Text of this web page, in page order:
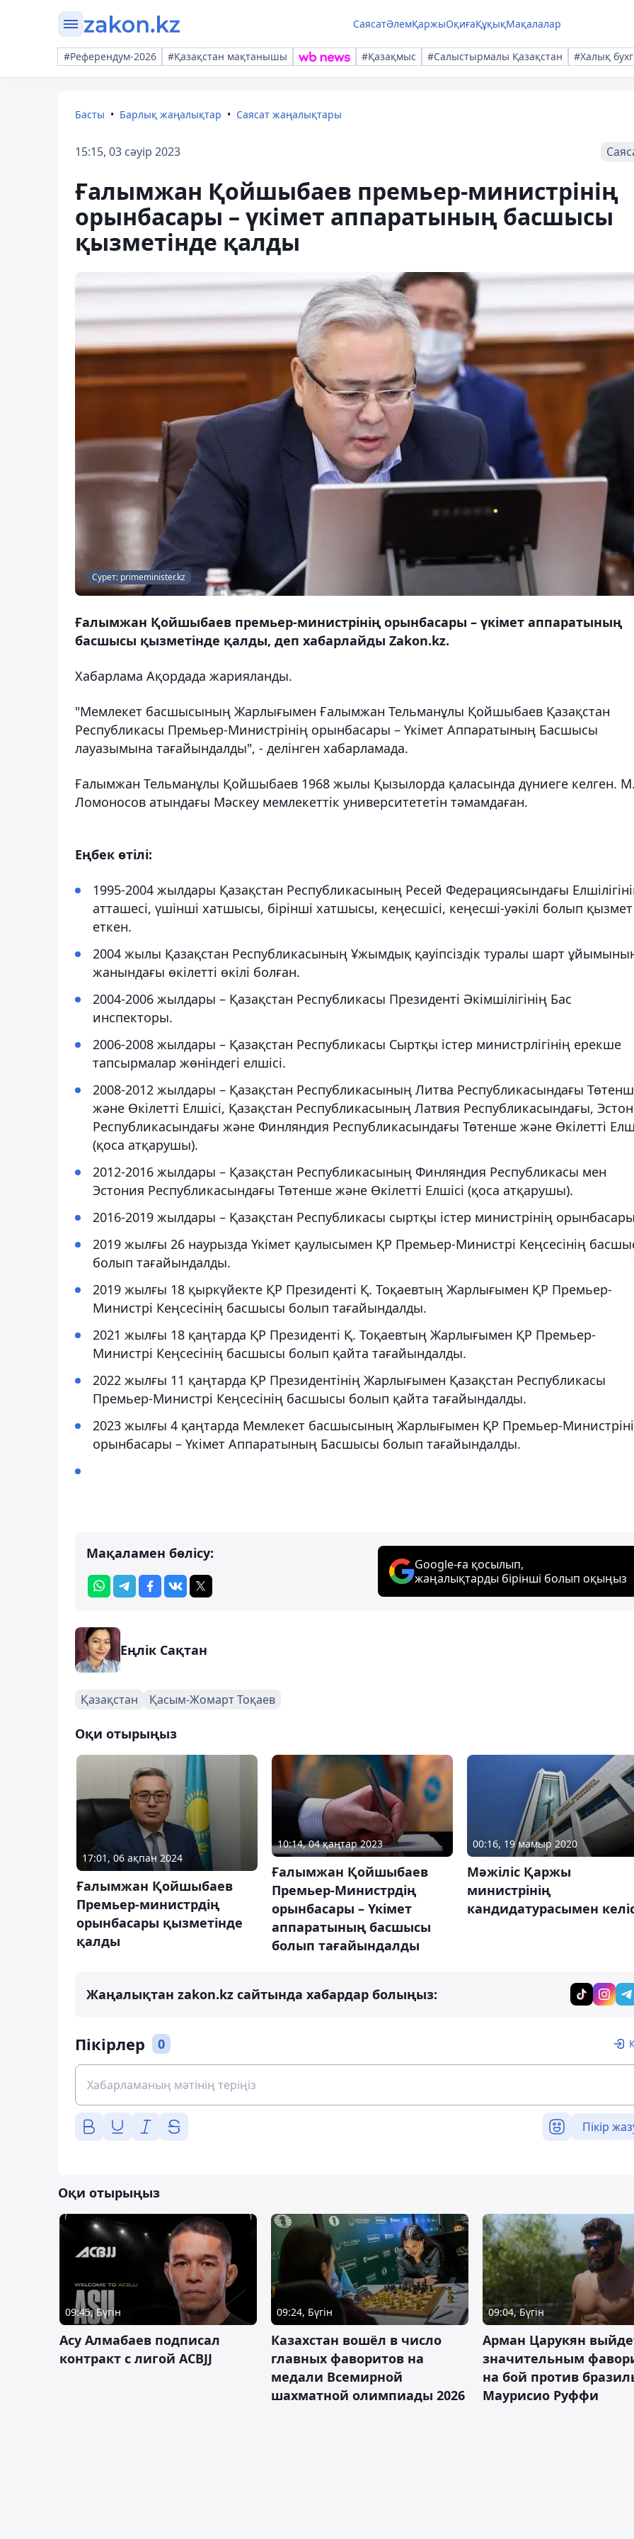
СаясатӘлемҚаржыОқиғаҚұқықМақалалар
#Референдум-2026 #Қазақстан мақтанышы #Қазақмыс #Салыстырмалы Қазақстан #Халық
Басты Барлық жаңалықтар Саясат жаңалықтары
15:15, 03 сәуір 2023
Ғалымжан Қойшыбаев премьер-министрінің
орынбасары – үкімет аппаратының басшысы
қызметінде қалды
Сурет: primeminister.kz
Ғалымжан Қойшыбаев премьер-министрінің орынбасары – үкімет аппаратының
басшысы қызметінде қалды, деп хабарлайды Zakon.kz.
Хабарлама Ақордада жарияланды.
"Мемлекет басшысының Жарлығымен Ғалымжан Тельманұлы Қойшыбаев Қазақстан
Республикасы Премьер-Министрінің орынбасары – Үкімет Аппаратының Басшысы
лауазымына тағайындалды", - делінген хабарламада.
Ғалымжан Тельманұлы Қойшыбаев 1968 жылы Қызылорда қаласында дүниеге келген.
Ломоносов атындағы Мәскеу мемлекеттік университететін тәмамдаған.
Еңбек өтілі:
1995-2004 жылдары Қазақстан Республикасының Ресей Федерациясындағы
атташесі, үшінші хатшысы, бірінші хатшысы, кеңесшісі, кеңесші-уәкілі болып қызмет
еткен.
2004 жылы Қазақстан Республикасының Ұжымдық қауіпсіздік туралы шарт
жанындағы өкілетті өкілі болған.
2004-2006 жылдары – Қазақстан Республикасы Президенті Әкімшілігінің Бас
инспекторы.
2006-2008 жылдары – Қазақстан Республикасы Сыртқы істер министрлігінің ерекше
тапсырмалар жөніндегі елшісі.
2008-2012 жылдары – Қазақстан Республикасының Литва Республикасындағы
және Өкілетті Елшісі, Қазақстан Республикасының Латвия Республикасындағы,
Республикасындағы және Финляндия Республикасындағы Төтенше және Өкілетті
(қоса атқарушы).
2012-2016 жылдары – Қазақстан Республикасының Финляндия Республикасы мен
Эстония Республикасындағы Төтенше және Өкілетті Елшісі (қоса атқарушы).
2016-2019 жылдары – Қазақстан Республикасы cыртқы істер министрінің
2019 жылғы 26 наурызда Үкімет қаулысымен ҚР Премьер-Министрі Кеңсесінің
болып тағайындалды.
2019 жылғы 18 қыркүйекте ҚР Президенті Қ. Тоқаевтың Жарлығымен ҚР Премьер-
Министрі Кеңсесінің басшысы болып тағайындалды.
2021 жылғы 18 қаңтарда ҚР Президенті Қ. Тоқаевтың Жарлығымен ҚР Премьер-
Министрі Кеңсесінің басшысы болып қайта тағайындалды.
2022 жылғы 11 қаңтарда ҚР Президентінің Жарлығымен Қазақстан Республикасы
Премьер-Министрі Кеңсесінің басшысы болып қайта тағайындалды.
2023 жылғы 4 қаңтарда Мемлекет басшысының Жарлығымен ҚР Премьер-
орынбасары – Үкімет Аппаратының Басшысы болып тағайындалды.
Мақаламен бөлісу:
Google-ға қосылып,
жаңалықтарды бірінші болып оқыңыз
Еңлік Сақтан
Қазақстан Қасым-Жомарт Тоқаев
Оқи отырыңыз
17:01, 06 ақпан 2024
Ғалымжан Қойшыбаев
Премьер-министрдің
орынбасары қызметінде
қалды
10:14, 04 қаңтар 2023
Ғалымжан Қойшыбаев
Премьер-Министрдің
орынбасары – Үкімет
аппаратының басшысы
болып тағайындалды
00:16, 19 мамыр 2020
Мәжіліс Қаржы
министрінің
кандидатурасымен
Жаңалықтан zakon.kz сайтында хабардар болыңыз:
Пікірлер 0
Пікір
Оқи отырыңыз
09:45, Бүгін
Асу Алмабаев подписал
контракт с лигой ACBJJ
09:24, Бүгін
Казахстан вошёл в число
главных фаворитов на
медали Всемирной
шахматной олимпиады 2026
09:04, Бүгін
Арман Царукян
значительным
на бой против
Маурисио Руффи